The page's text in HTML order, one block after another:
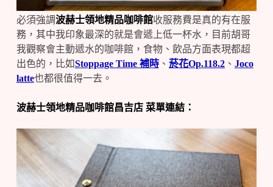
必須強調波赫士領地精品咖啡館收服務費是真的有在服
務，其中我印象最深的就是會遞上低一杯水，目前胡哥
我觀察會主動遞水的咖啡館，食物、飲品方面表現都超
出色的，比如Stoppage Time 補時、 菸花Op.118.2、 Joco
latte也都很值得一去。
波赫士領地精品咖啡館昌吉店 菜單連結：